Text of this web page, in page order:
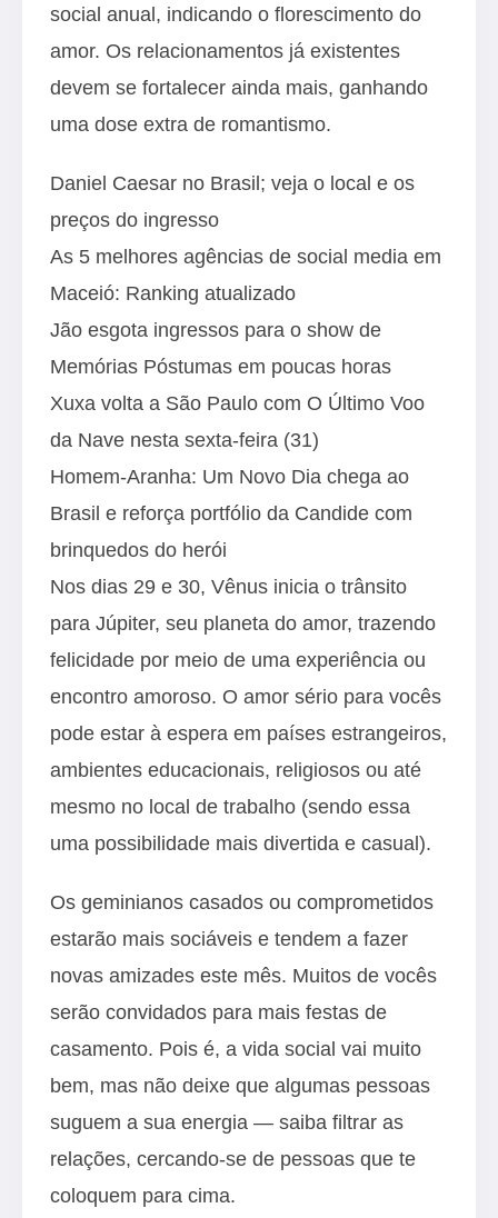
social anual, indicando o florescimento do
amor. Os relacionamentos já existentes
devem se fortalecer ainda mais, ganhando
uma dose extra de romantismo.
Daniel Caesar no Brasil; veja o local e os
preços do ingresso
As 5 melhores agências de social media em
Maceió: Ranking atualizado
Jão esgota ingressos para o show de
Memórias Póstumas em poucas horas
Xuxa volta a São Paulo com O Último Voo
da Nave nesta sexta-feira (31)
Homem-Aranha: Um Novo Dia chega ao
Brasil e reforça portfólio da Candide com
brinquedos do herói
Nos dias 29 e 30, Vênus inicia o trânsito
para Júpiter, seu planeta do amor, trazendo
felicidade por meio de uma experiência ou
encontro amoroso. O amor sério para vocês
pode estar à espera em países estrangeiros,
ambientes educacionais, religiosos ou até
mesmo no local de trabalho (sendo essa
uma possibilidade mais divertida e casual).
Os geminianos casados ou comprometidos
estarão mais sociáveis e tendem a fazer
novas amizades este mês. Muitos de vocês
serão convidados para mais festas de
casamento. Pois é, a vida social vai muito
bem, mas não deixe que algumas pessoas
suguem a sua energia — saiba filtrar as
relações, cercando-se de pessoas que te
coloquem para cima.